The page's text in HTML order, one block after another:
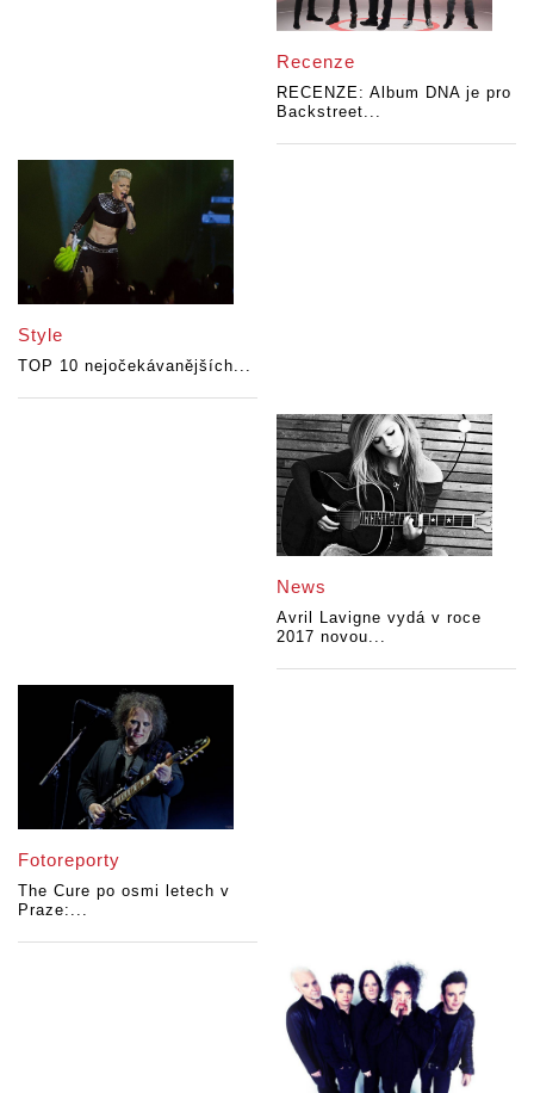
Recenze
RECENZE: Album DNA je pro
Backstreet...
Style
TOP 10 nejočekávanějších...
News
Avril Lavigne vydá v roce
2017 novou...
Fotoreporty
The Cure po osmi letech v
Praze:...